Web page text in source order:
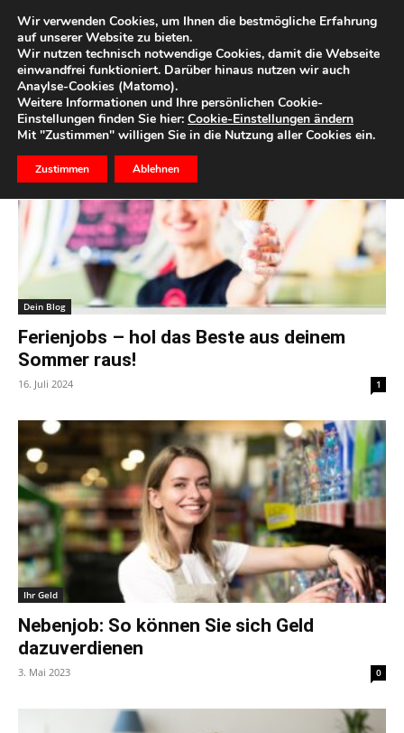
Start Schlagworte Nebenjob
Schlagwort: Nebenjob
Dein Blog
Ferienjobs – hol das Beste aus deinem
Sommer raus!
16. Juli 2024 1
Ihr Geld
Nebenjob: So können Sie sich Geld
dazuverdienen
3. Mai 2023 0
Wir verwenden Cookies, um Ihnen die bestmögliche Erfahrung
auf unserer Website zu bieten.
Wir nutzen technisch notwendige Cookies, damit die Webseite
einwandfrei funktioniert. Darüber hinaus nutzen wir auch
Anaylse-Cookies (Matomo).
Weitere Informationen und Ihre persönlichen Cookie-
Einstellungen finden Sie hier: Cookie-Einstellungen ändern
Mit "Zustimmen" willigen Sie in die Nutzung aller Cookies ein.
Zustimmen Ablehnen